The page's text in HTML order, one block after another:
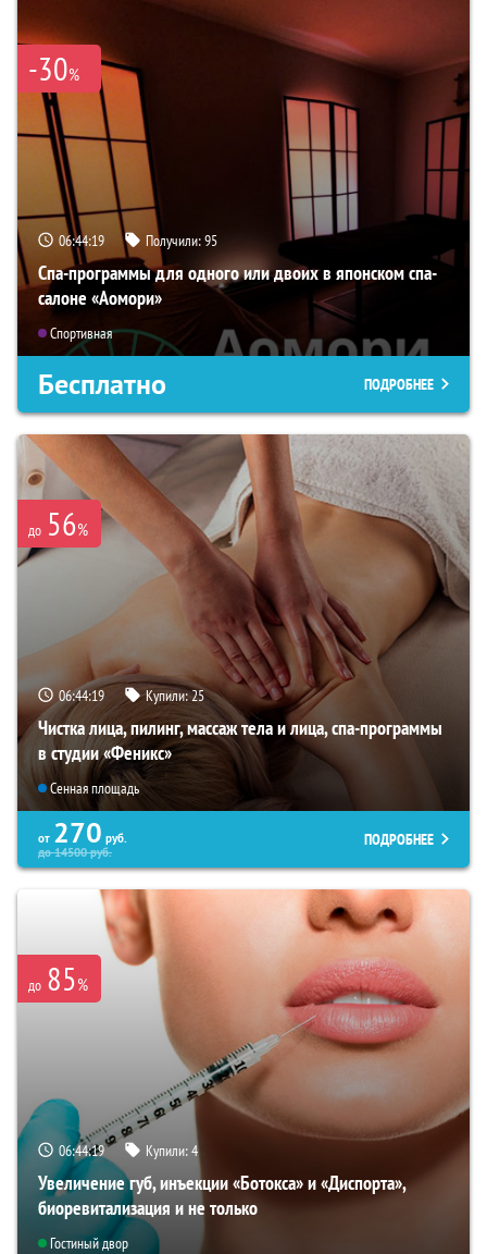
-30%
06:44:18 Получили:95
Спа-программы для одного или двоих в японском спа-
салоне «Аомори»
Спортивная
Бесплатно ПОДРОБНЕЕ
до 56%
06:44:18 Купили:25
Чистка лица, пилинг, массаж тела и лица, спа-программы
в студии «Феникс»
Сенная площадь
от 270 руб.
до14500руб.
ПОДРОБНЕЕ
до 85%
06:44:18 Купили:4
Увеличение губ, инъекции «Ботокса» и «Диспорта»,
биоревитализация и не только
Гостиный двор